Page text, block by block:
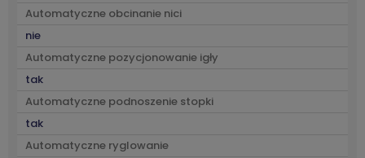
Automatyczne obcinanie nici
nie
Automatyczne pozycjonowanie igły
tak
Automatyczne podnoszenie stopki
tak
Automatyczne ryglowanie